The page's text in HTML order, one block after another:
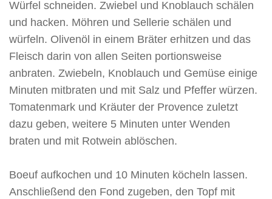
Würfel schneiden. Zwiebel und Knoblauch schälen
und hacken. Möhren und Sellerie schälen und
würfeln. Olivenöl in einem Bräter erhitzen und das
Fleisch darin von allen Seiten portionsweise
anbraten. Zwiebeln, Knoblauch und Gemüse einige
Minuten mitbraten und mit Salz und Pfeffer würzen.
Tomatenmark und Kräuter der Provence zuletzt
dazu geben, weitere 5 Minuten unter Wenden
braten und mit Rotwein ablöschen.
Boeuf aufkochen und 10 Minuten köcheln lassen.
Anschließend den Fond zugeben, den Topf mit